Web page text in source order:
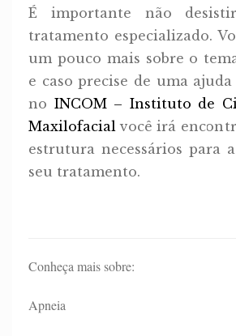
É importante não
tratamento especializado.
um pouco mais sobre o
e caso precise de uma ajuda
no INCOM – Instituto de
Maxilofacial você irá
estrutura necessários para
seu tratamento.
Conheça mais sobre:
Apneia